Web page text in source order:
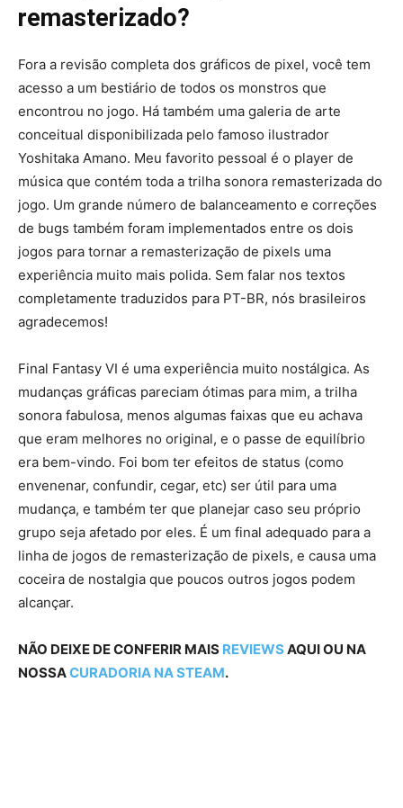
remasterizado?
Fora a revisão completa dos gráficos de pixel, você tem
acesso a um bestiário de todos os monstros que
encontrou no jogo. Há também uma galeria de arte
conceitual disponibilizada pelo famoso ilustrador
Yoshitaka Amano. Meu favorito pessoal é o player de
música que contém toda a trilha sonora remasterizada do
jogo. Um grande número de balanceamento e correções
de bugs também foram implementados entre os dois
jogos para tornar a remasterização de pixels uma
experiência muito mais polida. Sem falar nos textos
completamente traduzidos para PT-BR, nós brasileiros
agradecemos!
Final Fantasy VI é uma experiência muito nostálgica. As
mudanças gráficas pareciam ótimas para mim, a trilha
sonora fabulosa, menos algumas faixas que eu achava
que eram melhores no original, e o passe de equilíbrio
era bem-vindo. Foi bom ter efeitos de status (como
envenenar, confundir, cegar, etc) ser útil para uma
mudança, e também ter que planejar caso seu próprio
grupo seja afetado por eles. É um final adequado para a
linha de jogos de remasterização de pixels, e causa uma
coceira de nostalgia que poucos outros jogos podem
alcançar.
NÃO DEIXE DE CONFERIR MAIS REVIEWS AQUI OU NA
NOSSACURADORIA NA STEAM.